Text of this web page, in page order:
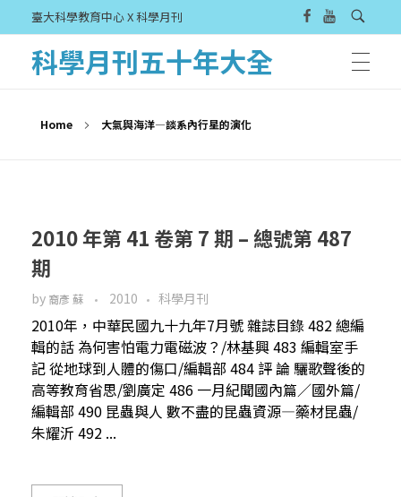
臺大科學教育中心 X 科學月刊
科學月刊五十年大全
Home 大氣與海洋—談系內行星的演化
2010 年第 41 卷第 7 期 – 總號第 487
期
by 裔彥 蘇 2010 科學月刊
2010年，中華民國九十九年7月號 雜誌目錄 482 總編
輯的話 為何害怕電力電磁波？/林基興 483 編輯室手
記 從地球到人體的傷口/編輯部 484 評 論 驪歌聲後的
高等教育省思/劉廣定 486 一月紀聞國內篇／國外篇/
編輯部 490 昆蟲與人 數不盡的昆蟲資源—藥材昆蟲/
朱耀沂 492 ...